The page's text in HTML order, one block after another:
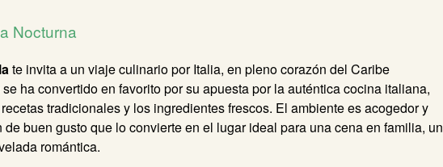
Nocturna
te invita a un viaje culinario por Italia, en pleno corazón del Caribe
ha convertido en favorito por su apuesta por la auténtica cocina italiana,
tradicionales y los ingredientes frescos. El ambiente es acogedor y
buen gusto que lo convierte en el lugar ideal para una cena en familia, un
romántica.